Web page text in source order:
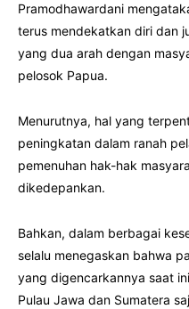
Pramodhawardani
terus mendekatkan diri dan
yang dua arah dengan
pelosok Papua.
Menurutnya, hal yang
peningkatan dalam ranah
pemenuhan hak-hak
dikedepankan.
Bahkan, dalam berbagai
selalu menegaskan bahwa
yang digencarkannya saat
Pulau Jawa dan Sumatera